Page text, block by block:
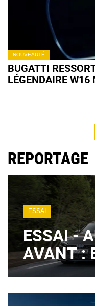
NOUVEAUTÉ
BUGATTI
LÉGENDAIRE W16
REPORTAGE
ESSAI
ESSAI -
AVANT :
DE